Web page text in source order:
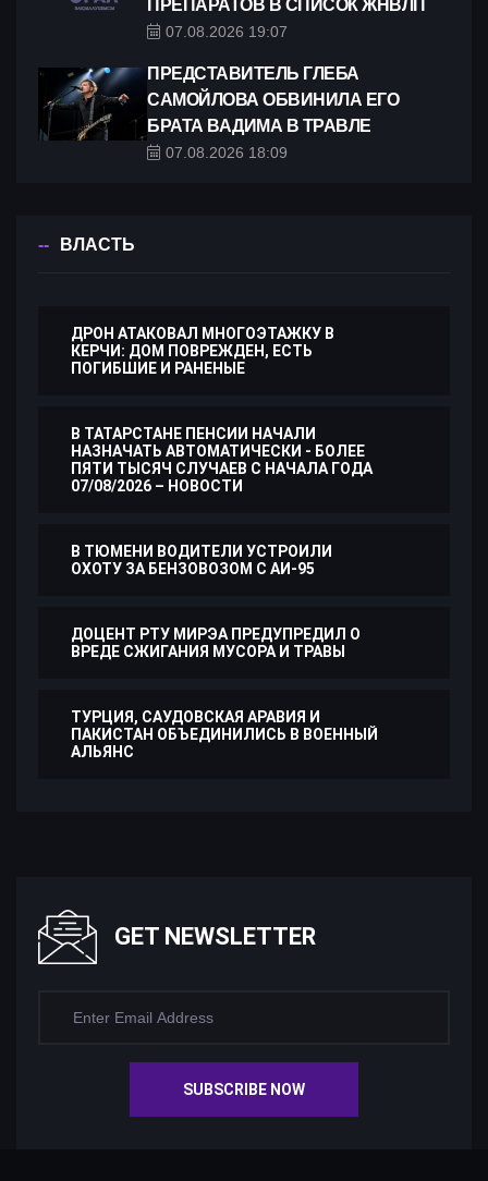
ПРЕПАРАТОВ В СПИСОК ЖНВЛП
07.08.2026 19:07
ПРЕДСТАВИТЕЛЬ ГЛЕБА
САМОЙЛОВА ОБВИНИЛА ЕГО
БРАТА ВАДИМА В ТРАВЛЕ
07.08.2026 18:09
ВЛАСТЬ
ДРОН АТАКОВАЛ МНОГОЭТАЖКУ В
КЕРЧИ: ДОМ ПОВРЕЖДЕН, ЕСТЬ
ПОГИБШИЕ И РАНЕНЫЕ
В ТАТАРСТАНЕ ПЕНСИИ НАЧАЛИ
НАЗНАЧАТЬ АВТОМАТИЧЕСКИ - БОЛЕЕ
ПЯТИ ТЫСЯЧ СЛУЧАЕВ С НАЧАЛА ГОДА
07/08/2026 – НОВОСТИ
В ТЮМЕНИ ВОДИТЕЛИ УСТРОИЛИ
ОХОТУ ЗА БЕНЗОВОЗОМ С АИ-95
ДОЦЕНТ РТУ МИРЭА ПРЕДУПРЕДИЛ О
ВРЕДЕ СЖИГАНИЯ МУСОРА И ТРАВЫ
ТУРЦИЯ, САУДОВСКАЯ АРАВИЯ И
ПАКИСТАН ОБЪЕДИНИЛИСЬ В ВОЕННЫЙ
АЛЬЯНС
GET NEWSLETTER
SUBSCRIBE NOW